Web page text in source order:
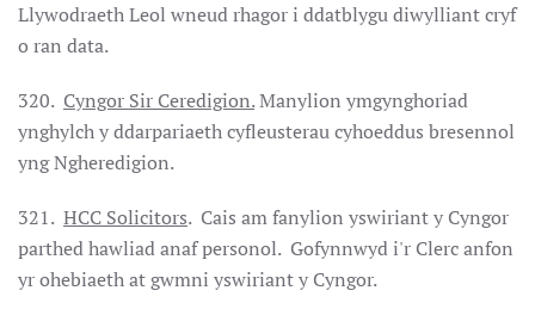
Llywodraeth Leol wneud rhagor i ddatblygu diwylliant cryf
o ran data.
320. Cyngor Sir Ceredigion.Manylion ymgynghoriad
ynghylch y ddarpariaeth cyfleusterau cyhoeddus bresennol
yng Ngheredigion.
321. HCC Solicitors. Cais am fanylion yswiriant y Cyngor
parthed hawliad anaf personol. Gofynnwyd i'r Clerc anfon
yr ohebiaeth at gwmni yswiriant y Cyngor.